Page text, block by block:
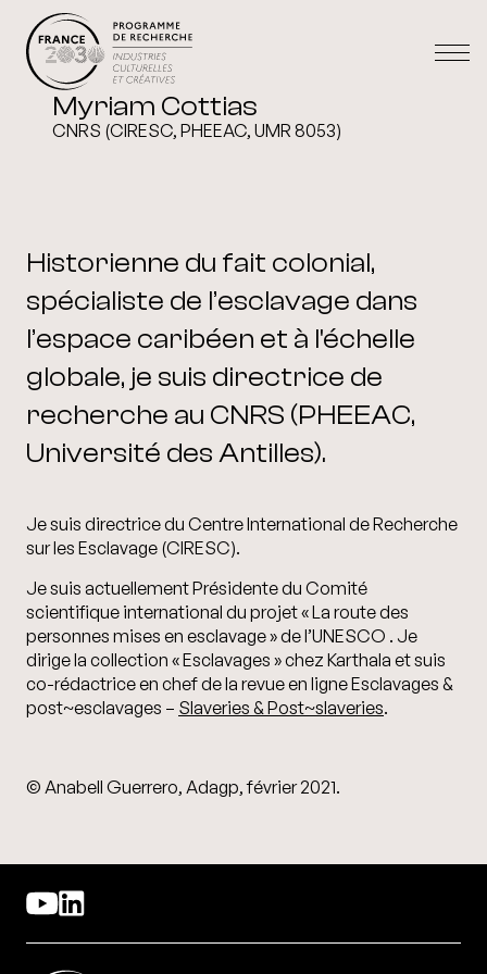
Myriam Cottias
CNRS (CIRESC, PHEEAC, UMR 8053)
Historienne du fait colonial,
spécialiste de l’esclavage dans
l’espace caribéen et à l'échelle
globale, je suis directrice de
recherche au CNRS (PHEEAC,
Université des Antilles).
Je suis directrice du Centre International de Recherche
sur les Esclavage (CIRESC).
Je suis actuellement Présidente du Comité
scientifique international du projet « La route des
personnes mises en esclavage » de l’UNESCO . Je
dirige la collection « Esclavages » chez Karthala et suis
co-rédactrice en chef de la revue en ligne Esclavages &
post~esclavages – Slaveries & Post~slaveries.
© Anabell Guerrero, Adagp, février 2021.